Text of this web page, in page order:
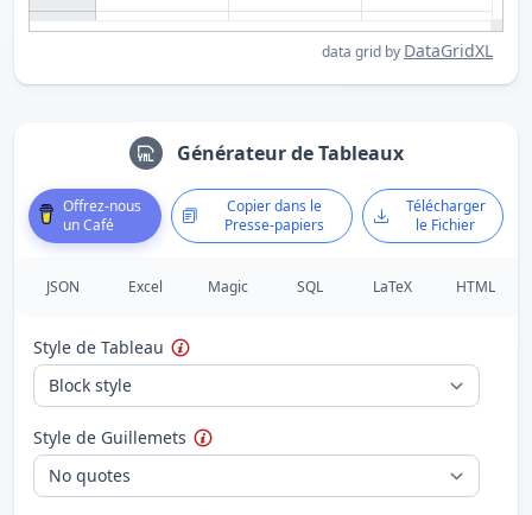
data grid by DataGridXL
Générateur de Tableaux
Offrez-nous
un Café
Copier dans le
Presse-papiers
Télécharger
le Fichier
JSON Excel Magic SQL LaTeX HTML
Style de Tableau
Style de Guillemets